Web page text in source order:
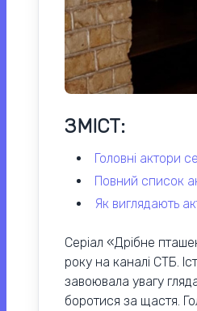
ЗМІСТ:
головні актори
повний список
як виглядають
Серіал «Дрібне
року на каналі СТБ.
завоювала увагу
боротися за щастя.